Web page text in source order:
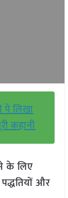
पे लिखा
कहानी
के लिए
और